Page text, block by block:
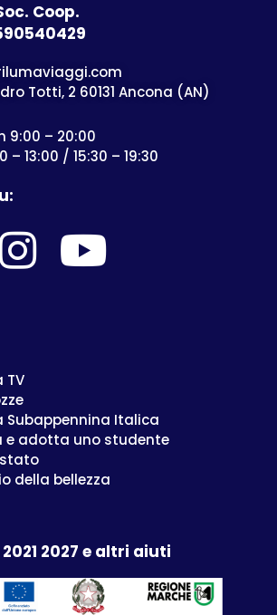
Coop.
Totti, 2 60131 Ancona (AN)
9:00 – 20:00
– 13:00 / 15:30 – 19:30
TV
Subappennina Italica
e adotta uno studente
della bellezza
2021 2027 e altri aiuti